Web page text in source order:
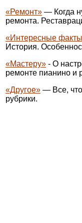
«Ремонт» — Когда
ремонта.
«Интересные
История.
«Мастеру» - О
ремонте пианино и
«Другое» — Все,
рубрики.